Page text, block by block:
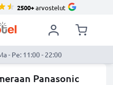
2500+arvostelut
- Pe: 11:00 - 22:00
Panasonic